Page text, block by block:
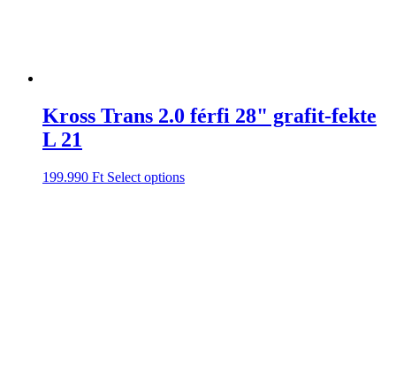
Kross Trans 2.0 férfi 28" grafit-fekte
L 21
199.990 Ft Select options